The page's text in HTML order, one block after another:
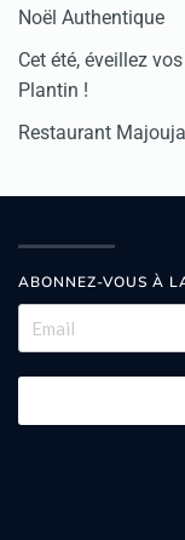
Noël Authentique
Cet été, éveillez
Plantin !
Restaurant Majouja
ABONNEZ-VOUS À